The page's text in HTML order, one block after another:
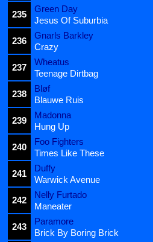
235
Green Day
Jesus Of Suburbia
236
Gnarls Barkley
Crazy
237
Wheatus
Teenage Dirtbag
238
Bløf
Blauwe Ruis
239
Madonna
Hung Up
240
Foo Fighters
Times Like These
241
Duffy
Warwick Avenue
242
Nelly Furtado
Maneater
243
Paramore
Brick By Boring Brick